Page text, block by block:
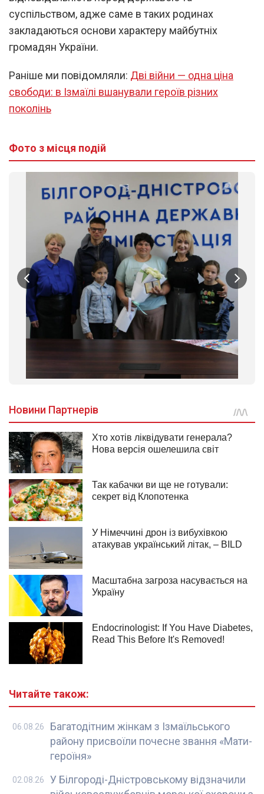
суспільством, адже саме в таких родинах
закладаються основи характеру майбутніх
громадян України.
Раніше ми повідомляли: Дві війни — одна ціна
свободи: в Ізмаїлі вшанували героїв різних
поколінь
Фото з місця подій
Читайте також:
Багатодітним жінкам з Ізмаїльського
району присвоїли почесне звання «Мати-
героїня»
06.08.26
У Білгороді-Дністровському відзначили
02.08.26